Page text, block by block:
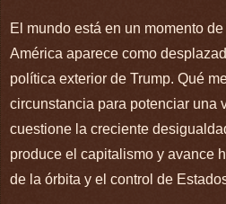
El mundo está en un momento
América aparece como
política exterior de Trump. Qué
circunstancia para potenciar una
cuestione la creciente
produce el capitalismo y avance
de la órbita y el control de